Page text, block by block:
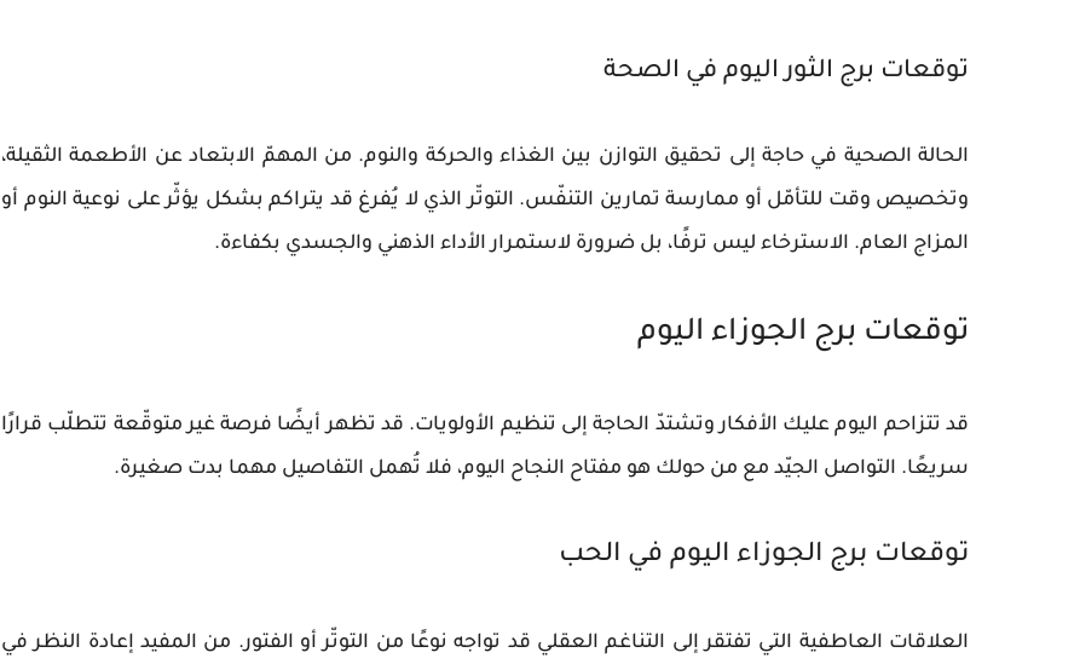
توقعات برج الثور اليوم في الصحة
الحالة الصحية في حاجة إلى تحقيق التوازن بين الغذاء والحركة والنوم. من المهمّ الابتعاد عن الأطعمة الثقيلة،
وتخصيص وقت للتأمّل أو ممارسة تمارين التنفّس. التوتّر الذي لا يُفرغ قد يتراكم بشكل يؤثّر على نوعية النوم أو
المزاج العام. الاسترخاء ليس ترفًا، بل ضرورة لاستمرار الأداء الذهني والجسدي بكفاءة.
توقعات برج الجوزاء اليوم
قد تتزاحم اليوم عليك الأفكار وتشتدّ الحاجة إلى تنظيم الأولويات. قد تظهر أيضًا فرصة غير متوقّعة تتطلّب قرارًا
سريعًا. التواصل الجيّد مع من حولك هو مفتاح النجاح اليوم، فلا تُهمل التفاصيل مهما بدت صغيرة.
توقعات برج الجوزاء اليوم في الحب
العلاقات العاطفية التي تفتقر إلى التناغم العقلي قد تواجه نوعًا من التوتّر أو الفتور. من المفيد إعادة النظر في